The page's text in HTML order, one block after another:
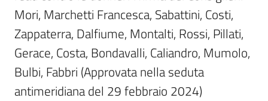
Mori, Marchetti Francesca, Sabattini, Costi,
Zappaterra, Dalfiume, Montalti, Rossi, Pillati,
Gerace, Costa, Bondavalli, Caliandro, Mumolo,
Bulbi, Fabbri (Approvata nella seduta
antimeridiana del 29 febbraio 2024)